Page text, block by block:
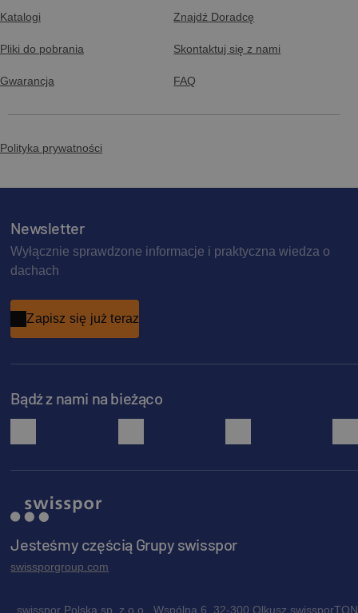
Katalogi
Pliki do pobrania
Gwarancja
Znajdź Doradcę
Skontaktuj się z nami
FAQ
Polityka prywatności
Newsletter
Wyłącznie sprawdzone informacje i praktyczna wiedza o
dachach
Zapisz się już teraz
Bądź z nami na bieżąco
facebook instagram pinterest
Jesteśmy częścią Grupy swisspor
swissporgroup.com
swisspor Polska sp. z o.o., Wspólna 6, 32-300 Olkusz swissporTON